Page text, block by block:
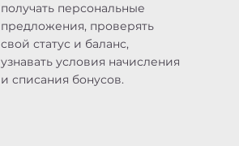
получать персональные
предложения, проверять
свой статус и баланс,
узнавать условия начисления
и списания бонусов.